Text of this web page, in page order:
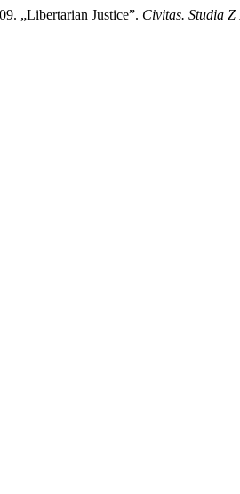
„Libertarian Justice”. Civitas. Studia